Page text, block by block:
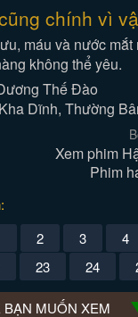
chính vì
máu và nước
không thể yêu.
Thế Đào
Dĩnh, Thường
Xem phim
Phim
2 3 4
23 24
BẠN MUỐN XEM